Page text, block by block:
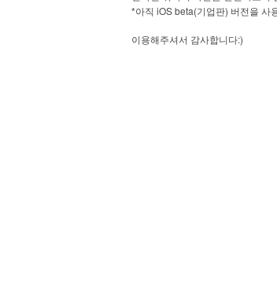
*아직 iOS beta(기업판) 버전을 사
이용해주셔서 감사합니다:)